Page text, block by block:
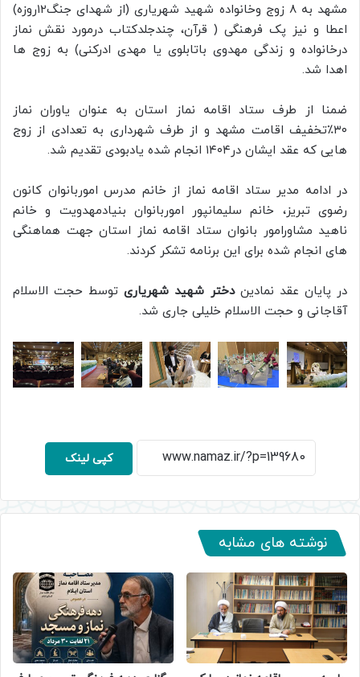
مشهد به ۸ زوج وخانواده شهید شهریاری (از شهدای جنگ۱۲روزه)
اعطا و نیز پک فرهنگی ( قرآن، چندجلدکتاب درمورد نقش نماز
درخانواده و زندگی مهدوی باتابلوی یا مهدی ادرکنی) به زوج ها
اهدا شد.
ضمنا از طرف ستاد اقامه نماز استان به عنوان یاوران نماز
۳۰٪تخفیف اقامت مشهد و از طرف شهرداری به تعدادی از زوج
هایی که عقد ایشان در۱۴۰۴ انجام شده یادبودی تقدیم شد.
در ادامه مدیر ستاد اقامه نماز از خانم مدرس اموربانوان کانون
رضوی تبریز، خانم سلیمانپور اموربانوان بنیادمهدویت و خانم
ناهید مشاورامور بانوان ستاد اقامه نماز استان جهت هماهنگی
های انجام شده برای این برنامه تشکر کردند.
در پایان عقد نمادین دختر شهید شهریاریتوسط حجت الاسلام
آقاجانی و حجت الاسلام خلیلی جاری شد.
کپی لینک
نوشته های مشابه